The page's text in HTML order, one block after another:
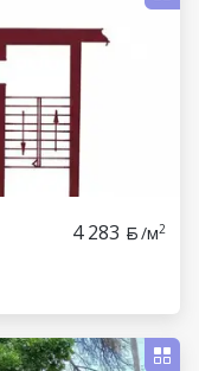
4 283 /м2